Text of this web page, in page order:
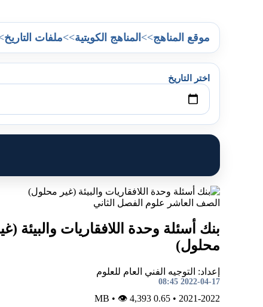
موقع المناهج>> المناهج الكويتية>>ملفات التاريخ
اختر التاريخ
الصف العاشر علوم الفصل الثاني
بنك أسئلة وحدة اللافقاريات والبيئة
محلول)
إعداد: التوجيه الفني العام للعلوم
2022-04-17 08:45
2021-2022
•
• 👁 4,393